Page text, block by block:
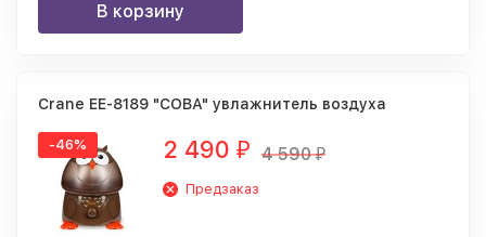
В корзину
Crane EE-8189 "СОВА" увлажнитель воздуха
-46% 2 490 ₽ 4 590 ₽
Предзаказ